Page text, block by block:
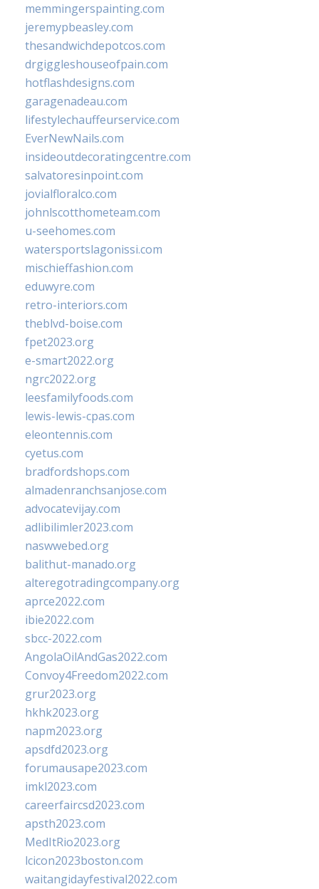
memmingerspainting.com
jeremypbeasley.com
thesandwichdepotcos.com
drgiggleshouseofpain.com
hotflashdesigns.com
garagenadeau.com
lifestylechauffeurservice.com
EverNewNails.com
insideoutdecoratingcentre.com
salvatoresinpoint.com
jovialfloralco.com
johnlscotthometeam.com
u-seehomes.com
watersportslagonissi.com
mischieffashion.com
eduwyre.com
retro-interiors.com
theblvd-boise.com
fpet2023.org
e-smart2022.org
ngrc2022.org
leesfamilyfoods.com
lewis-lewis-cpas.com
eleontennis.com
cyetus.com
bradfordshops.com
almadenranchsanjose.com
advocatevijay.com
adlibilimler2023.com
naswwebed.org
balithut-manado.org
alteregotradingcompany.org
aprce2022.com
ibie2022.com
sbcc-2022.com
AngolaOilAndGas2022.com
Convoy4Freedom2022.com
grur2023.org
hkhk2023.org
napm2023.org
apsdfd2023.org
forumausape2023.com
imkl2023.com
careerfaircsd2023.com
apsth2023.com
MedItRio2023.org
lcicon2023boston.com
waitangidayfestival2022.com